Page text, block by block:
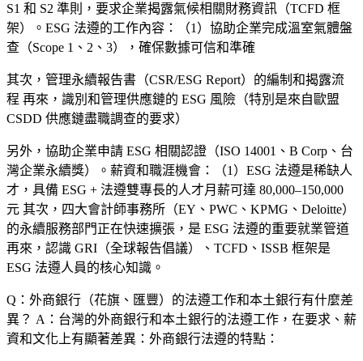
S1 和 S2 準則，要求企業揭露氣候相關財務資訊（TCFD 框
架）。ESG 法遵的工作內容：（1）協助企業完成溫室氣體盤
查（Scope 1、2、3），確保數據可信和準確
其次，管理永續報告書（CSR/ESG Report）的編制和揭露流
程 再來，識別和管理供應鏈的 ESG 風險（特別是來自歐盟
CSDD 供應鏈盡職調查的要求）
另外，協助企業申請 ESG 相關認證（ISO 14001、B Corp、台
灣企業永續獎）。薪資和職涯機會：（1）ESG 法遵是稀缺人
才，具備 ESG + 法遵雙專長的人才月薪可達 80,000–150,000
元 其次，四大會計師事務所（EY、PWC、KPMG、Deloitte）
的永續服務部門正在快速擴張，是 ESG 法遵的重要就業管道
再來，認識 GRI（全球報告倡議）、TCFD、ISSB 框架是
ESG 法遵人員的核心知識。
Q：外商銀行（花旗、匯豐）的法遵工作和本土銀行有什麼差
異？ A：台灣的外商銀行和本土銀行的法遵工作，在要求、薪
資和文化上有顯著差異：外商銀行法遵的特點：